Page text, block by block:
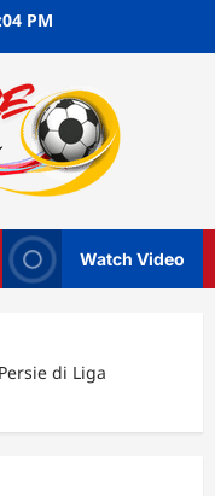
PM
Watch Video
di Liga